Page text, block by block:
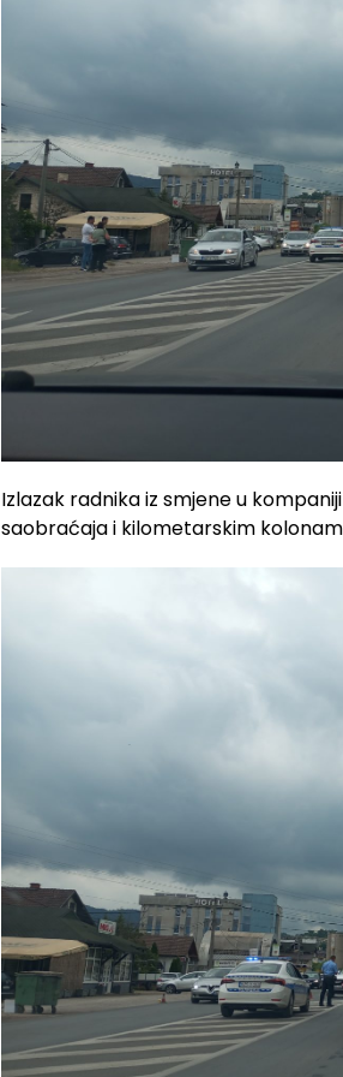
Izlazak radnika iz smjene u
saobraćaja i kilometarskim